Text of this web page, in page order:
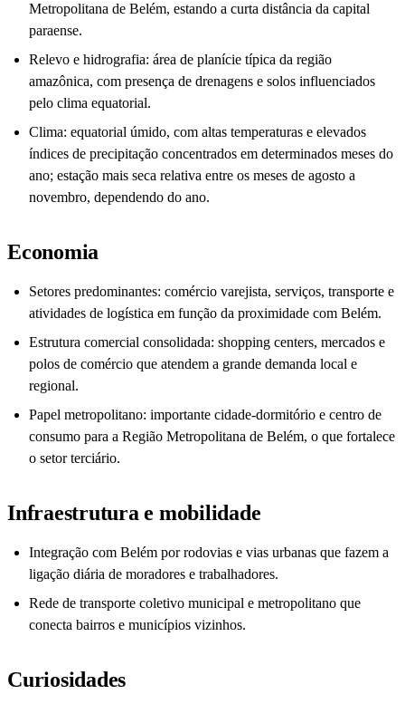
Metropolitana de Belém, estando a curta distância da capital
paraense.
Relevo e hidrografia: área de planície típica da região
amazônica, com presença de drenagens e solos influenciados
pelo clima equatorial.
Clima: equatorial úmido, com altas temperaturas e elevados
índices de precipitação concentrados em determinados meses do
ano; estação mais seca relativa entre os meses de agosto a
novembro, dependendo do ano.
Economia
Setores predominantes: comércio varejista, serviços, transporte e
atividades de logística em função da proximidade com Belém.
Estrutura comercial consolidada: shopping centers, mercados e
polos de comércio que atendem a grande demanda local e
regional.
Papel metropolitano: importante cidade-dormitório e centro de
consumo para a Região Metropolitana de Belém, o que fortalece
o setor terciário.
Infraestrutura e mobilidade
Integração com Belém por rodovias e vias urbanas que fazem a
ligação diária de moradores e trabalhadores.
Rede de transporte coletivo municipal e metropolitano que
conecta bairros e municípios vizinhos.
Curiosidades